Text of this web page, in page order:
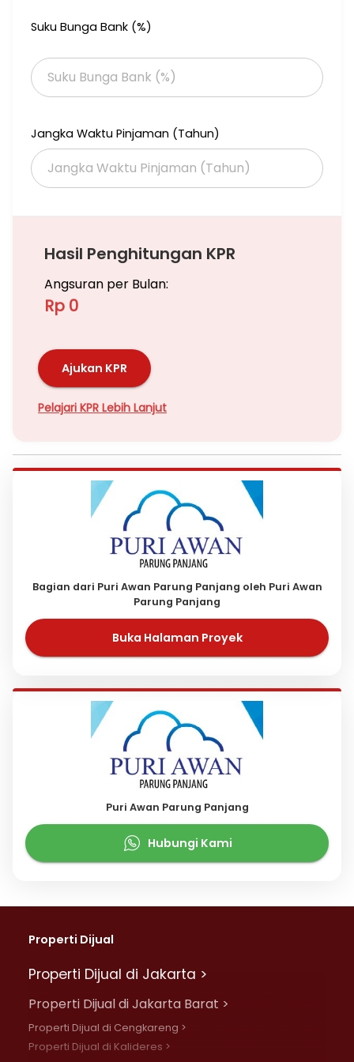
Suku Bunga Bank (%)
Jangka Waktu Pinjaman (Tahun)
Hasil Penghitungan KPR
Angsuran per Bulan:
Rp 0
Ajukan KPR
Pelajari KPR Lebih Lanjut
Bagian dari Puri Awan Parung Panjang oleh Puri Awan
Parung Panjang
Buka Halaman Proyek
Puri Awan Parung Panjang
Hubungi Kami
Properti Dijual
Properti Dijual di Jakarta >
Properti Dijual di Jakarta Barat >
Properti Dijual di Cengkareng >
Properti Dijual di Kalideres >